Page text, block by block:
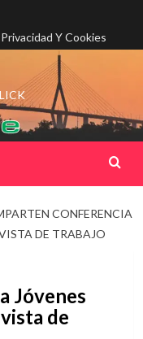
Y Cookies
CONFERENCIA
DE TRABAJO
Jóvenes
de